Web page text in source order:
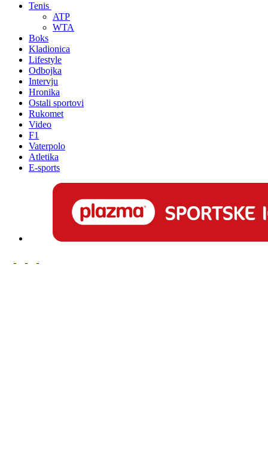
Tenis
ATP
WTA
Boks
Kladionica
Lifestyle
Odbojka
Intervju
Hronika
Ostali sportovi
Rukomet
Video
F1
Vaterpolo
Atletika
E-sports